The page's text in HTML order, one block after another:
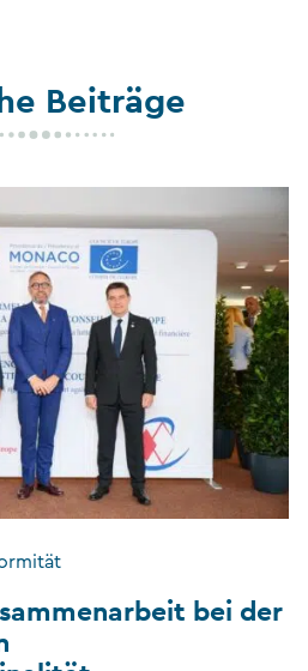
Beiträge
bei der